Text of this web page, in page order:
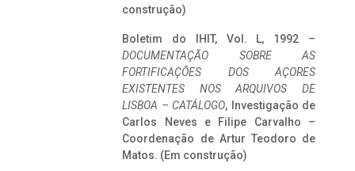
construção)
Boletim do IHIT, Vol. L, 1992 –
DOCUMENTAÇÃO SOBRE AS
FORTIFICAÇÕES DOS AÇORES
EXISTENTES NOS ARQUIVOS DE
LISBOA – CATÁLOGO, Investigação de
Carlos Neves e Filipe Carvalho –
Coordenação de Artur Teodoro de
Matos. (Em construção)